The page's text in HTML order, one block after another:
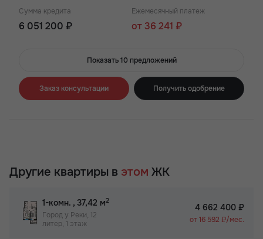
Сумма кредита
6 051 200 ₽
Ежемесячный платеж
от 36 241 ₽
Показать 10 предложений
Заказ консультации Получить одобрение
Другие квартиры в этом ЖК
1-комн. , 37,42 м2
Город у Реки, 12
литер, 1 этаж
4 662 400 ₽
от 16 592 ₽/мес.